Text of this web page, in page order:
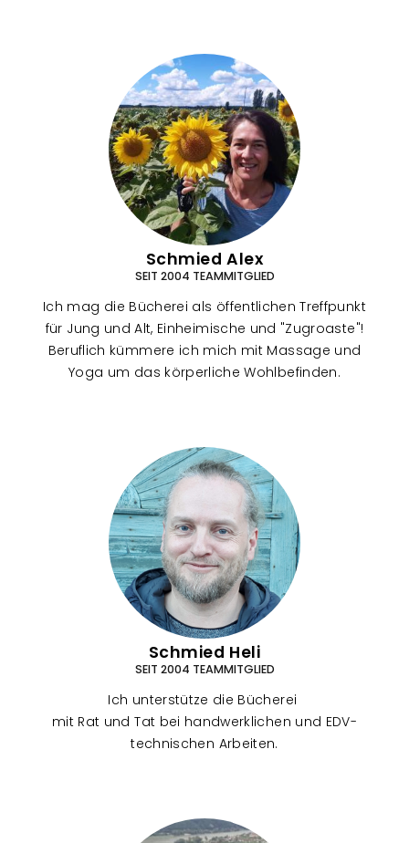
Schmied Alex
SEIT 2004 TEAMMITGLIED
Ich mag die Bücherei als öffentlichen Treffpunkt
für Jung und Alt, Einheimische und "Zugroaste"!
Beruflich kümmere ich mich mit Massage und
Yoga um das körperliche Wohlbefinden.
Schmied Heli
SEIT 2004 TEAMMITGLIED
Ich unterstütze die Bücherei
mit Rat und Tat bei handwerklichen und EDV-
technischen Arbeiten.